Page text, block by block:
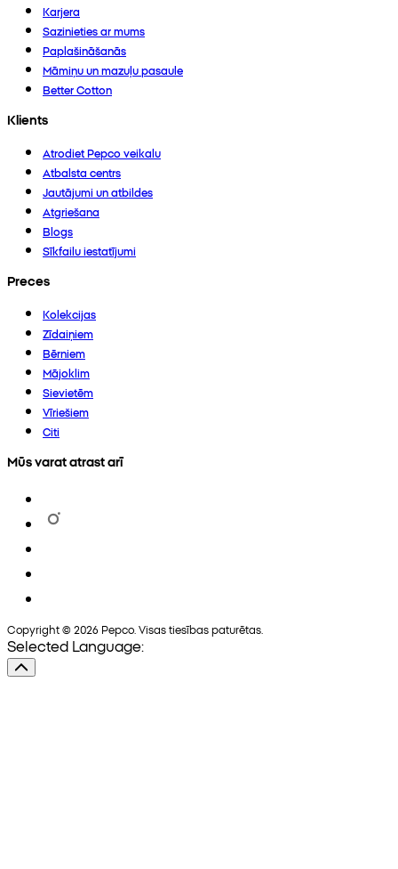
Karjera
Sazinieties ar mums
Paplašināšanās
Māmiņu un mazuļu pasaule
Better Cotton
Klients
Atrodiet Pepco veikalu
Atbalsta centrs
Jautājumi un atbildes
Atgriešana
Blogs
Sīkfailu iestatījumi
Preces
Kolekcijas
Zīdaiņiem
Bērniem
Mājoklim
Sievietēm
Vīriešiem
Citi
Mūs varat atrast arī
Copyright © 2026 Pepco. Visas tiesības paturētas.
Selected Language: